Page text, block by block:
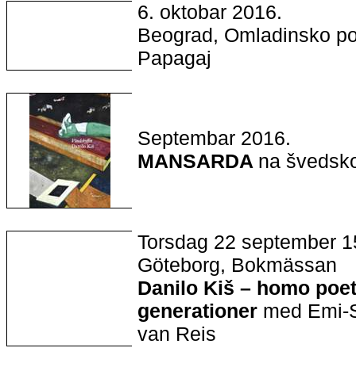
6. oktobar 2016.
Beograd, Omladinsko
Papagaj
Septembar 2016.
MANSARDA na
Torsdag 22 september
Göteborg, Bokmässan
Danilo Kiš – homo
generationer med Emi-
van Reis